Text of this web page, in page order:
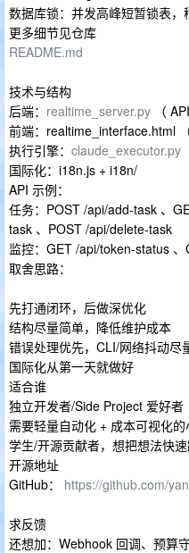
数据库锁：并发高峰短暂锁表，
更多细节见仓库
README.md
技术与结构
后端： realtime_server.py （
前端：realtime_interface.html
执行引擎： claude_executor.py
国际化：i18n.js + i18n/
API 示例：
任务：POST /api/add-task 、
task 、POST /api/delete-task
监控：GET /api/token-status
取舍思路：
先打通闭环，后做深优化
结构尽量简单，降低维护成本
错误处理优先，CLI/网络抖动尽
国际化从第一天就做好
适合谁
独立开发者/Side Project 爱好者
需要轻量自动化 + 成本可视化的
学生/开源贡献者，想把想法快
开源地址
GitHub： https://github.com/
求反馈
还想加：Webhook 回调、预算